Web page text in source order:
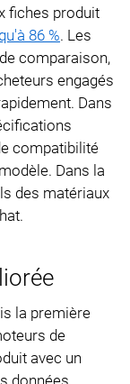
fiches produit
86 %. Les
comparaison,
engagés
Dans
compatibilité
Dans la
des matériaux
la première
de
avec un
données